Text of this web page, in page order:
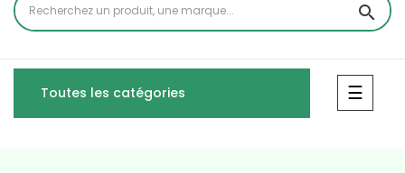
search
Toutes les catégories ☰